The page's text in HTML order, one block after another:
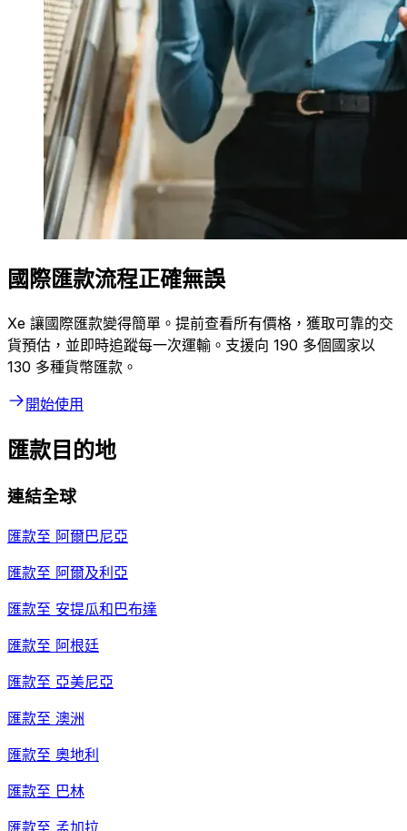
國際匯款流程正確無誤
Xe 讓國際匯款變得簡單。提前查看所有價格，獲取可靠的交
貨預估，並即時追蹤每一次運輸。支援向 190 多個國家以
130 多種貨幣匯款。
開始使用
匯款目的地
連結全球
匯款至 阿爾巴尼亞
匯款至 阿爾及利亞
匯款至 安提瓜和巴布達
匯款至 阿根廷
匯款至 亞美尼亞
匯款至 澳洲
匯款至 奧地利
匯款至 巴林
匯款至 孟加拉